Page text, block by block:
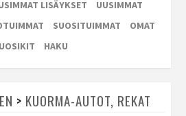
LISÄYKSET
UUSIMMAT
SUOSITUIMMAT
OMAT
HAKU
> KUORMA-AUTOT, REKAT